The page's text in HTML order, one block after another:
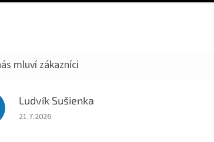
Ludvík Sušienka
Hodnocení obchodu je 5 z 5 hvězdiček.
21.7.2026